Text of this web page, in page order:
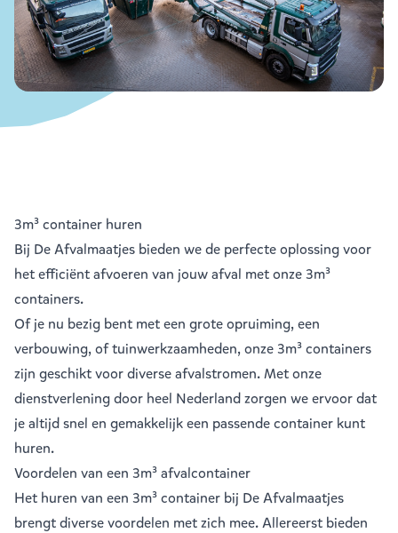
3m³ container huren
Bij De Afvalmaatjes bieden we de perfecte oplossing voor
het efficiënt afvoeren van jouw afval met onze 3m³
containers.
Of je nu bezig bent met een grote opruiming, een
verbouwing, of tuinwerkzaamheden, onze 3m³ containers
zijn geschikt voor diverse afvalstromen. Met onze
dienstverlening door heel Nederland zorgen we ervoor dat
je altijd snel en gemakkelijk een passende container kunt
huren.
Voordelen van een 3m³ afvalcontainer
Het huren van een 3m³ container bij De Afvalmaatjes
brengt diverse voordelen met zich mee. Allereerst bieden